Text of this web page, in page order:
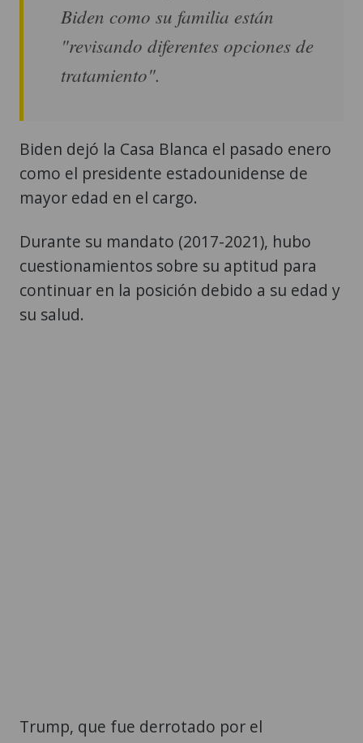
Biden como su familia están
"revisando diferentes opciones de
tratamiento".
Biden dejó la Casa Blanca el pasado enero
como el presidente estadounidense de
mayor edad en el cargo.
Durante su mandato (2017-2021), hubo
cuestionamientos sobre su aptitud para
continuar en la posición debido a su edad y
su salud.
Trump, que fue derrotado por el